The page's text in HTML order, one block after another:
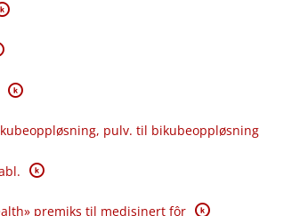
K
pulv. til bikubeoppløsning
K
premiks til medisinert fôr K